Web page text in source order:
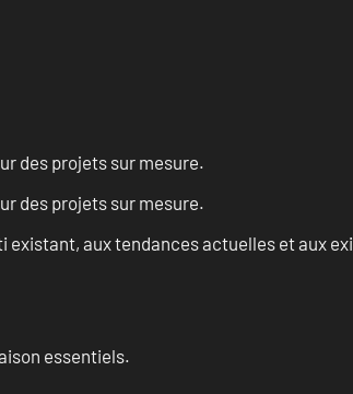
des projets sur mesure.
des projets sur mesure.
aux tendances actuelles et aux
essentiels.